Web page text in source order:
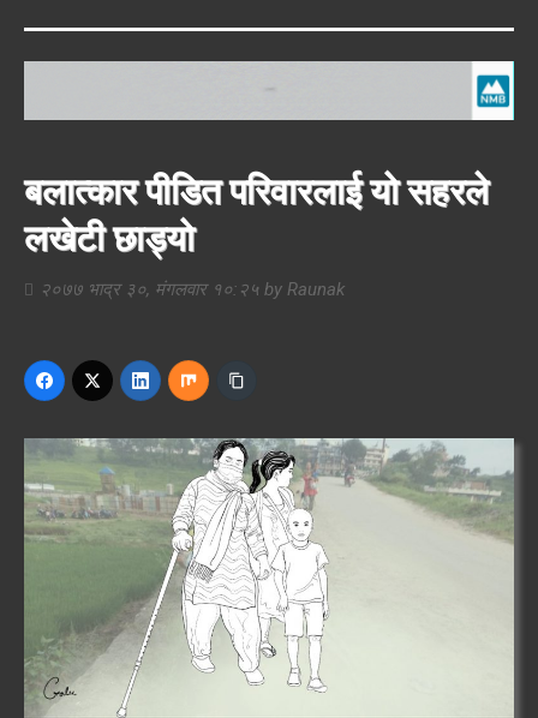
बलात्कार पीडित परिवारलाई यो सहरले
लखेटी छाड्यो
२०७७ भाद्र ३०, मंगलवार १०:२५ by Raunak